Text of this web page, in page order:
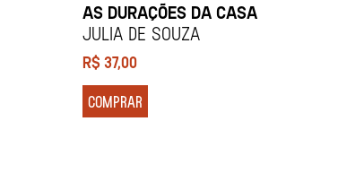
AS DURAÇÕES DA CASA
Julia de Souza
R$37,00
COMPRAR